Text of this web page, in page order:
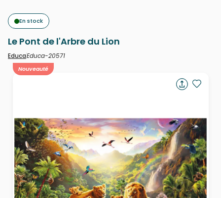
En stock
Le Pont de l'Arbre du Lion
EducaEduca-20571
Nouveauté